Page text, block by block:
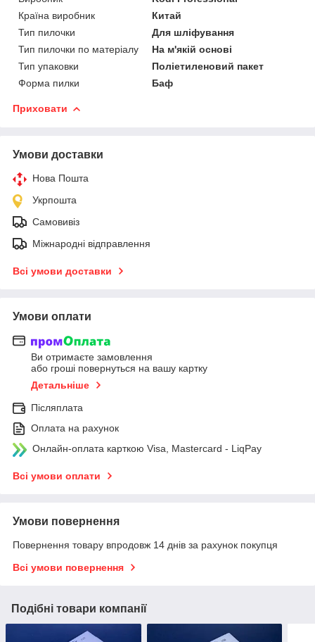
Країна виробник
Китай
Тип пилочки
Для шліфування
Тип пилочки по матеріалу
На м'якій основі
Тип упаковки
Поліетиленовий пакет
Форма пилки
Баф
Приховати
Умови доставки
Нова Пошта
Укрпошта
Самовивіз
Міжнародні відправлення
Всі умови доставки
Умови оплати
Ви отримаєте замовлення
або гроші повернуться на вашу картку
Детальніше
Післяплата
Оплата на рахунок
Онлайн-оплата карткою Visa, Mastercard - LiqPay
Всі умови оплати
Умови повернення
Повернення товару впродовж 14 днів за рахунок покупця
Всі умови повернення
Подібні товари компанії